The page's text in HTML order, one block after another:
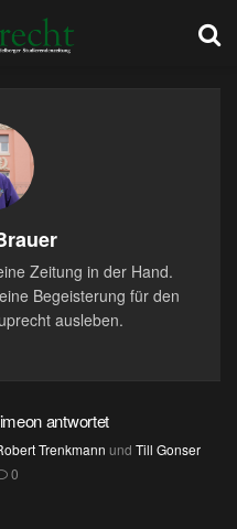
Zeitung in der Hand.
Begeisterung für den
ausleben.
antwortet
Trenkmann und Till Gonser
0